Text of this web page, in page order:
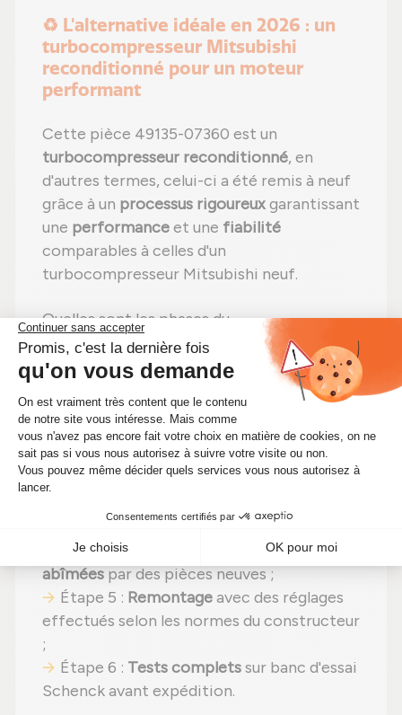
♻️ L'alternative idéale en 2026 : un
turbocompresseur Mitsubishi
reconditionné pour un moteur
performant
Cette pièce 49135-07360 est un
turbocompresseur reconditionné, en
d'autres termes, celui-ci a été remis à neuf
grâce à un processus rigoureuxgarantissant
une performanceet une fiabilité
comparables à celles d'un
turbocompresseur Mitsubishi neuf.
Quelles sont les phases du
reconditionnement d'un turbo portant la
référence 49135-07360 ?
Étape 1 :Désassemblagetotal pour une
vérification complète ;
Étape 2 :Nettoyage professionnelpour
éliminer toute impureté ;
Étape 4 : Remplacement des pièces
abîmées par des pièces neuves ;
Étape 5 : Remontageavec des réglages
effectués selon les normes du constructeur
;
Étape 6 : Tests completssur banc d'essai
Schenck avant expédition.